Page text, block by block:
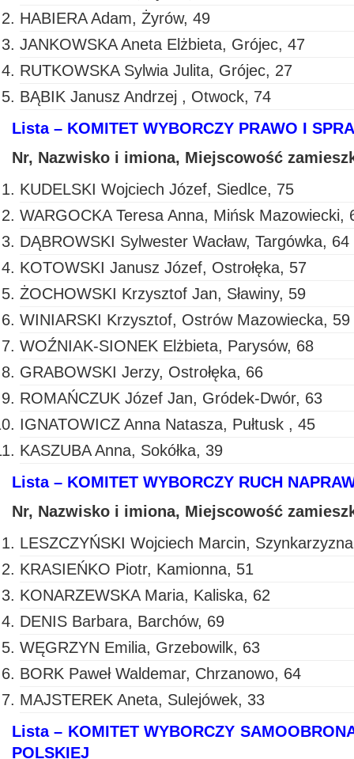
HABIERA Adam, Żyrów, 49
JANKOWSKA Aneta Elżbieta, Grójec, 47
RUTKOWSKA Sylwia Julita, Grójec, 27
BĄBIK Janusz Andrzej , Otwock, 74
Lista – KOMITET WYBORCZY PRAWO I
Nr, Nazwisko i imiona, Miejscowość
KUDELSKI Wojciech Józef, Siedlce, 75
WARGOCKA Teresa Anna, Mińsk Mazowiecki,
DĄBROWSKI Sylwester Wacław, Targówka, 64
KOTOWSKI Janusz Józef, Ostrołęka, 57
ŻOCHOWSKI Krzysztof Jan, Sławiny, 59
WINIARSKI Krzysztof, Ostrów Mazowiecka, 59
WOŹNIAK-SIONEK Elżbieta, Parysów, 68
GRABOWSKI Jerzy, Ostrołęka, 66
ROMAŃCZUK Józef Jan, Gródek-Dwór, 63
IGNATOWICZ Anna Natasza, Pułtusk , 45
KASZUBA Anna, Sokółka, 39
Lista – KOMITET WYBORCZY RUCH
Nr, Nazwisko i imiona, Miejscowość
LESZCZYŃSKI Wojciech Marcin,
KRASIEŃKO Piotr, Kamionna, 51
KONARZEWSKA Maria, Kaliska, 62
DENIS Barbara, Barchów, 69
WĘGRZYN Emilia, Grzebowilk, 63
BORK Paweł Waldemar, Chrzanowo, 64
MAJSTEREK Aneta, Sulejówek, 33
Lista – KOMITET WYBORCZY
POLSKIEJ